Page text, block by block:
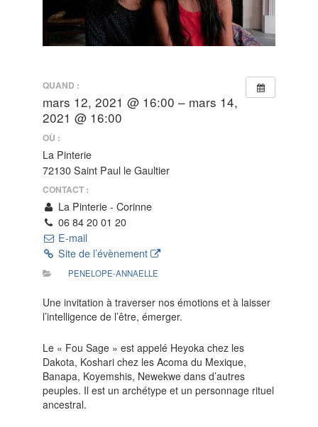
QUAND :
mars 12, 2021 @ 16:00 – mars 14,
2021 @ 16:00
OÙ :
La Pinterie
72130 Saint Paul le Gaultier
CONTACT :
La Pinterie - Corinne
06 84 20 01 20
E-mail
Site de l’évènement
PENELOPE-ANNAELLE
Une invitation à traverser nos émotions et à laisser
l’intelligence de l’être, émerger.
Le « Fou Sage » est appelé Heyoka chez les
Dakota, Koshari chez les Acoma du Mexique,
Banapa, Koyemshis, Newekwe dans d’autres
peuples. Il est un archétype et un personnage rituel
ancestral.